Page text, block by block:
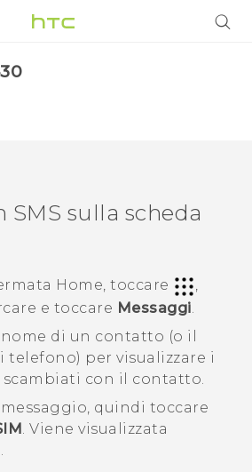
HTC
SMS sulla scheda
Home, toccare
,
e toccare Messaggi
di un contatto (o il
telefono) per visualizzare i
scambiati con il contatto.
quindi toccare
Viene visualizzata